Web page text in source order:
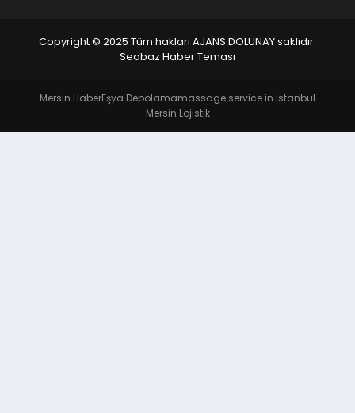
Copyright © 2025 Tüm hakları AJANS DOLUNAY saklıdır.
Seobaz Haber Teması
Mersin HaberEşya Depolamamassage service in istanbul
Mersin Lojistik